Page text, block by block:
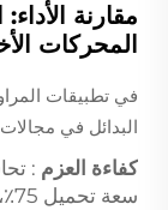
مقارنة
المحركات
في تطبيقات
البدائل في
كفاءة العزم
سعة تحميل 75٪، مقابل 84٪ للمحركات العالمية